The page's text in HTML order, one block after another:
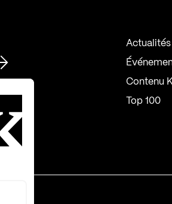
Actualités
Contenu
Top 100